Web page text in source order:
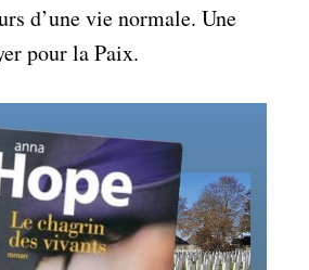
d’une vie normale. Une
pour la Paix.